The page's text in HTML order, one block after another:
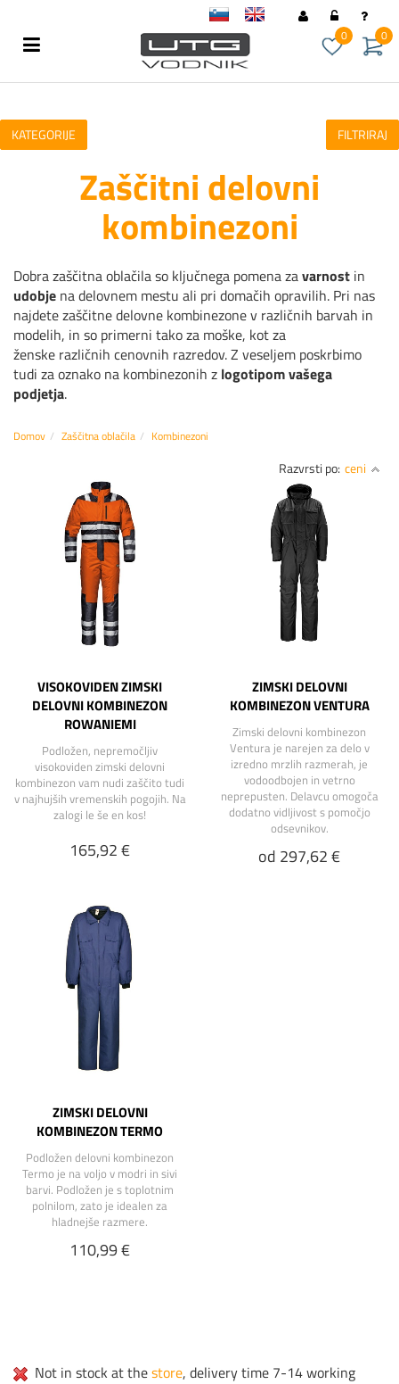
0
0
KATEGORIJE FILTRIRAJ
Zaščitni delovni
kombinezoni
Dobra zaščitna oblačila so ključnega pomena zavarnost in
udobje na delovnem mestu ali pri domačih opravilih. Pri nas
najdete zaščitne delovne kombinezone v različnih barvah in
modelih, in so primerni tako za moške, kot za
ženske različnih cenovnih razredov. Z veseljem poskrbimo
tudi za oznako na kombinezonih z logotipom vašega
podjetja.
Domov Zaščitna oblačila Kombinezoni
Razvrsti po: ceni
VISOKOVIDEN ZIMSKI
DELOVNI KOMBINEZON
ROWANIEMI
Podložen, nepremočljiv
visokoviden zimski delovni
kombinezon vam nudi zaščito tudi
v najhujših vremenskih pogojih. Na
zalogi le še en kos!
165,92 €
ZIMSKI DELOVNI
KOMBINEZON VENTURA
Zimski delovni kombinezon
Ventura je narejen za delo v
izredno mrzlih razmerah, je
vodoodbojen in vetrno
neprepusten. Delavcu omogoča
dodatno vidljivost s pomočjo
odsevnikov.
od 297,62 €
ZIMSKI DELOVNI
KOMBINEZON TERMO
Podložen delovni kombinezon
Termo je na voljo v modri in sivi
barvi. Podložen je s toplotnim
polnilom, zato je idealen za
hladnejše razmere.
110,99 €
Not in stock at thestore, delivery time 7-14 working